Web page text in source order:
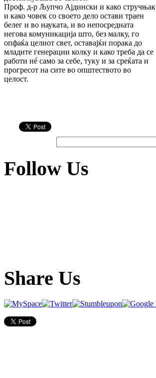
Проф. д-р Љупчо Ајдински и како стручњак
и како човек со своето дело остави траен
белег и во науката, и во непосредната
негова комуникација што, без малку, го
опфаќа целиот свет, оставајќи порака до
младите генерации колку и како треба да се
работи нé само за себе, туку и за среќата и
прогресот на сите во општеството во
целост.
Follow Us
Share Us